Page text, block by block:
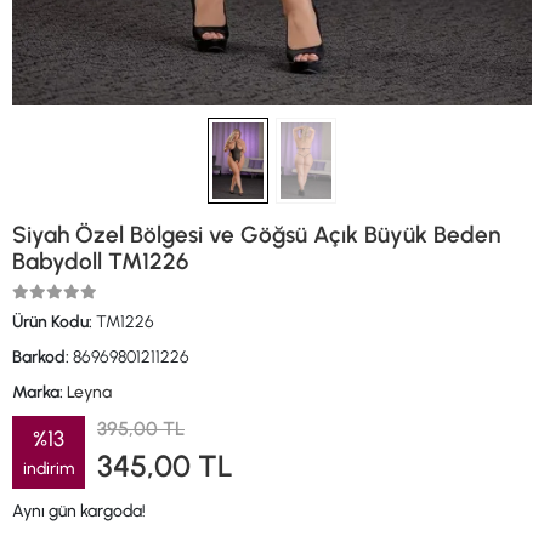
Siyah Özel Bölgesi ve Göğsü Açık Büyük Beden
Babydoll TM1226
Ürün Kodu: TM1226
Barkod: 86969801211226
Marka: Leyna
%13
indirim
395,00 TL
345,00 TL
Aynı gün kargoda!